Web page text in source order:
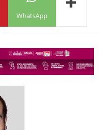
WhatsApp